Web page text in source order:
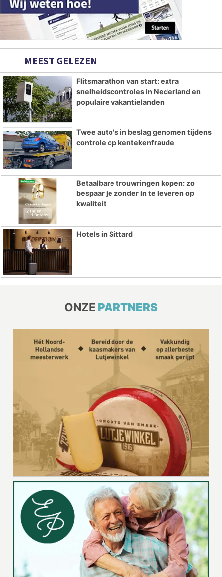
MEEST GELEZEN
Flitsmarathon van start: extra
snelheidscontroles in Nederland en
populaire vakantielanden
Twee auto's in beslag genomen tijdens
controle op kentekenfraude
Betaalbare trouwringen kopen: zo
bespaar je zonder in te leveren op
kwaliteit
Hotels in Sittard
ONZE PARTNERS